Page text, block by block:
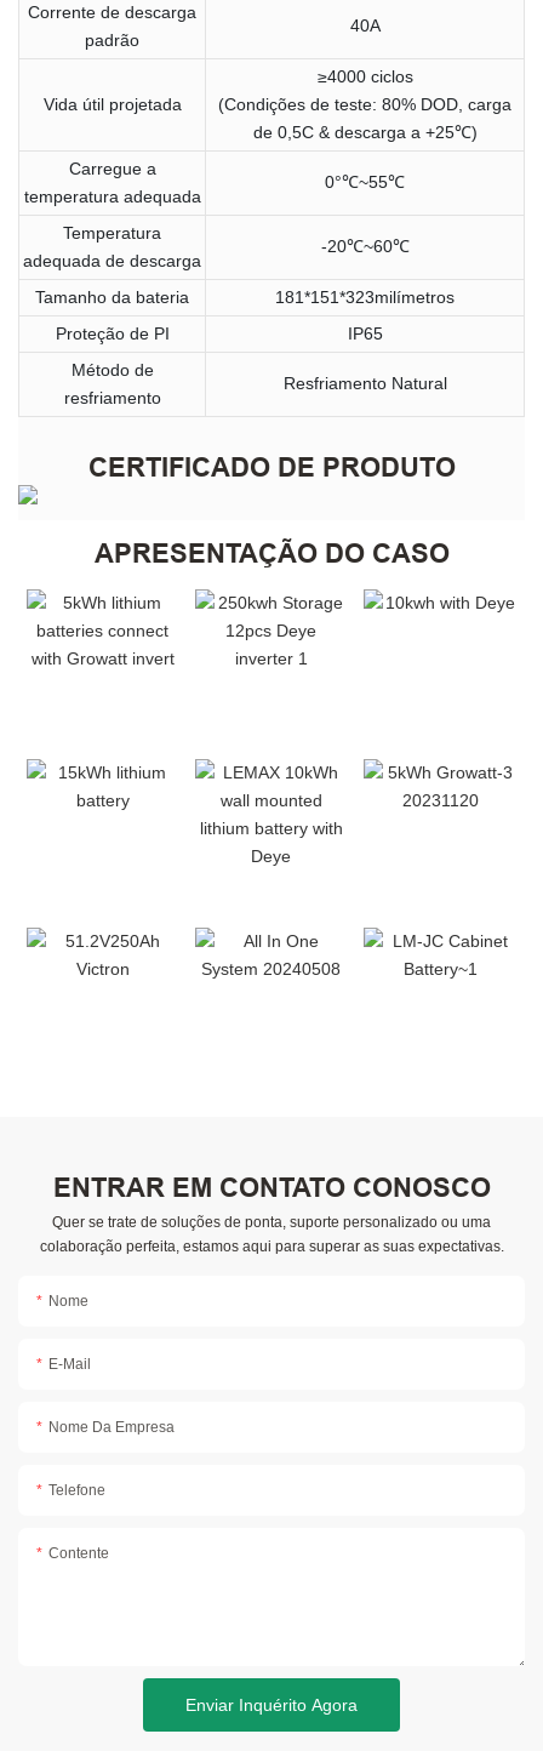
Corrente de descarga
padrão
40A
Vida útil projetada
≥4000 ciclos
(Condições de teste: 80% DOD, carga
de 0,5C & descarga a +25℃)
Carregue a
temperatura adequada
0°℃~55℃
Temperatura
adequada de descarga
-20℃~60℃
Tamanho da bateria
181*151*323milímetros
Proteção de PI
IP65
Método de
resfriamento
Resfriamento Natural
CERTIFICADO DE PRODUTO
APRESENTAÇÃO DO CASO
ENTRAR EM CONTATO CONOSCO
Quer se trate de soluções de ponta, suporte personalizado ou uma
colaboração perfeita, estamos aqui para superar as suas expectativas.
Nome
E-Mail
Nome Da Empresa
Telefone
Contente
Enviar Inquérito Agora